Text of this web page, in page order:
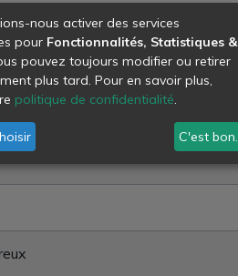
en mélange
nous activer des services
pour Fonctionnalités, Statistiques &
pouvez toujours modifier ou retirer
plus tard. Pour en savoir plus,
politique de confidentialité.
C'est bon.